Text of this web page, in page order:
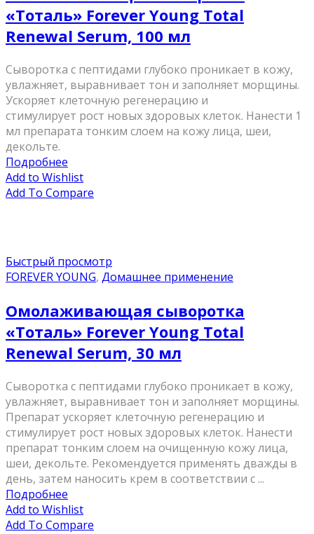
«Тоталь» Forever Young Total
Renewal Serum, 100 мл
Сыворотка с пептидами глубоко проникает в кожу,
увлажняет, выравнивает тон и заполняет морщины.
Ускоряет клеточную регенерацию и
стимулирует рост новых здоровых клеток. Нанести 1
мл препарата тонким слоем на кожу лица, шеи,
декольте.
Подробнее
Add to Wishlist
Add To Compare
Быстрый просмотр
FOREVER YOUNG, Домашнее применение
Омолаживающая сыворотка
«Тоталь» Forever Young Total
Renewal Serum, 30 мл
Сыворотка с пептидами глубоко проникает в кожу,
увлажняет, выравнивает тон и заполняет морщины.
Препарат ускоряет клеточную регенерацию и
стимулирует рост новых здоровых клеток. Нанести
препарат тонким слоем на очищенную кожу лица,
шеи, декольте. Рекомендуется применять дважды в
день, затем наносить крем в соответствии с ...
Подробнее
Add to Wishlist
Add To Compare